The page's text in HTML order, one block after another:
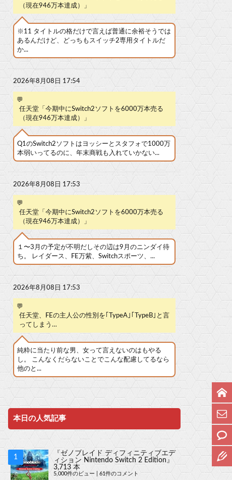
（現在946万本達成）」
※11 タイトルの格だけで言えば普通に余裕そうでは
あるんだけど、どっちもスイッチ2専用タイトルだ
か...
2026年8月08日 17:54
💬
任天堂「今期中にSwitch2ソフトを6000万本売る
（現在946万本達成）」
Q1のSwitch2ソフトはヨッシーとスタフォで1000万
本弱いってるのに、年末商戦も入れていかない...
2026年8月08日 17:53
💬
任天堂「今期中にSwitch2ソフトを6000万本売る
（現在946万本達成）」
１〜3月の予定が不明だしその辺は9月のニンダイ待
ち。 レイダース、FE万紫、Switchスポーツ、...
2026年8月08日 17:53
💬
任天堂、FEの主人公の性別を｢TypeA｣｢TypeB｣と言
ってしまう…
純粋に当たり前な男、女って言えないのはもやる
し。 こんなくだらないことでこんな配慮してるなら
他のと...
本日の人気記事
『ゼノブレイド ディフィニティブエデ
ィション Nintendo Switch 2 Edition』
3,713 本
5,000件のビュー 61件のコメント